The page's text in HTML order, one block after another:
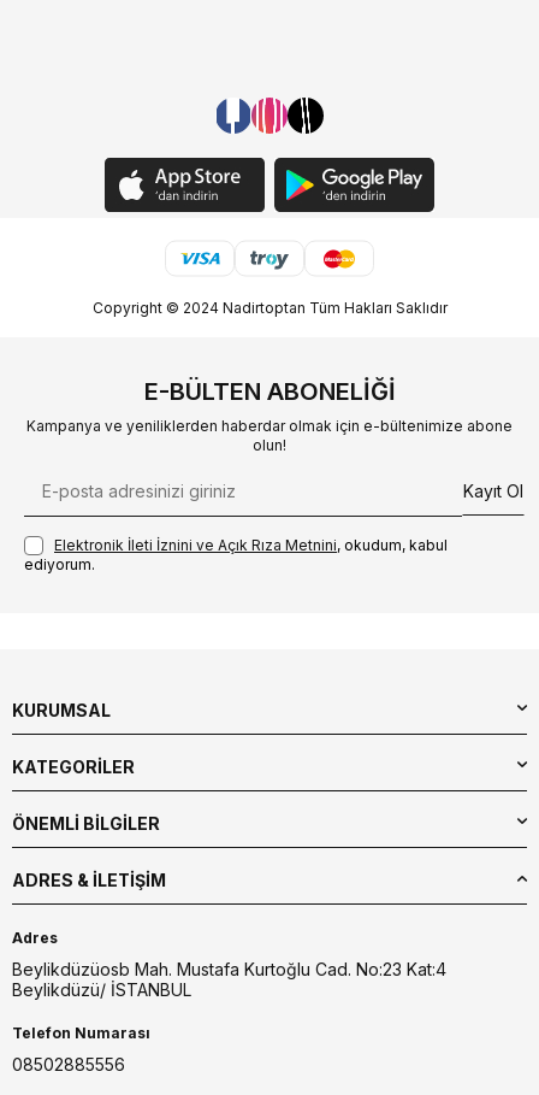
Copyright © 2024 Nadirtoptan Tüm Hakları Saklıdır
E-BÜLTEN ABONELIĞI
Kampanya ve yeniliklerden haberdar olmak için e-bültenimize abone
olun!
Kayıt Ol
Elektronik İleti İzni‌ni ve Açık Rıza Metni‌ni, okudum, kabul
ediyorum.
KURUMSAL
KATEGORİLER
ÖNEMLİ BİLGİLER
ADRES & İLETIŞIM
Adres
Beylikdüzüosb Mah. Mustafa Kurtoğlu Cad. No:23 Kat:4
Beylikdüzü/ İSTANBUL
Telefon Numarası
08502885556